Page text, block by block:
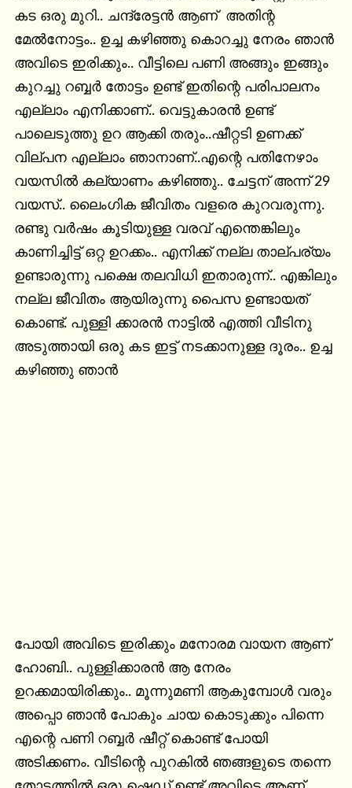
കട ഒരു മുറി.. ചന്ദ്രേട്ടൻ ആണ്  അതിന്റ
മേൽനോട്ടം.. ഉച്ച കഴിഞ്ഞു കൊറച്ചു നേരം ഞാൻ
അവിടെ ഇരിക്കും.. വീട്ടിലെ പണി അങ്ങും ഇങ്ങും
കുറച്ചു റബ്ബർ തോട്ടം ഉണ്ട് ഇതിന്റെ പരിപാലനം
എല്ലാം എനിക്കാണ്.. വെട്ടുകാരൻ ഉണ്ട്
പാലെടുത്തു ഉറ ആക്കി തരും..ഷീറ്റടി ഉണക്ക്
വില്പന എല്ലാം ഞാനാണ്..എന്റെ പതിനേഴാം
വയസിൽ കല്യാണം കഴിഞ്ഞു.. ചേട്ടന് അന്ന് 29
വയസ്.. ലൈംഗിക ജീവിതം വളരെ കുറവരുന്നു.
രണ്ടു വർഷം കൂടിയുള്ള വരവ് എന്തെങ്കിലും
കാണിച്ചിട്ട് ഒറ്റ ഉറക്കം.. എനിക്ക് നല്ല താല്പര്യം
ഉണ്ടാരുന്നു പക്ഷെ തലവിധി ഇതാരുന്ന്.. എങ്കിലും
നല്ല ജീവിതം ആയിരുന്നു പൈസ ഉണ്ടായത്
കൊണ്ട്. പുള്ളി ക്കാരൻ നാട്ടിൽ എത്തി വീടിനു
അടുത്തായി ഒരു കട ഇട്ട് നടക്കാനുള്ള ദൂരം.. ഉച്ച
കഴിഞ്ഞു ഞാൻ
പോയി അവിടെ ഇരിക്കും മനോരമ വായന ആണ്
ഹോബി.. പുള്ളിക്കാരൻ ആ നേരം
ഉറക്കമായിരിക്കും.. മൂന്നുമണി ആകുമ്പോൾ വരും
അപ്പൊ ഞാൻ പോകും ചായ കൊടുക്കും പിന്നെ
എന്റെ പണി റബ്ബർ ഷീറ്റ് കൊണ്ട് പോയി
അടിക്കണം. വീടിന്റെ പുറകിൽ ഞങ്ങളുടെ തന്നെ